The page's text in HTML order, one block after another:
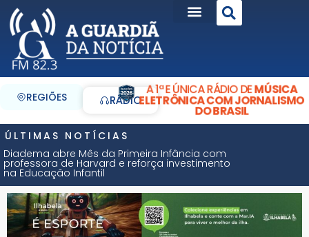
REGIÕES RÁDIO
A 1ª E ÚNICA RÁDIO DEMÚSICA
ELETRÔNICA COM JORNALISMO
DO BRASIL
ÚLTIMAS NOTÍCIAS
Diadema abre Mês da Primeira Infância com
professora de Harvard e reforça investimento
na Educação Infantil